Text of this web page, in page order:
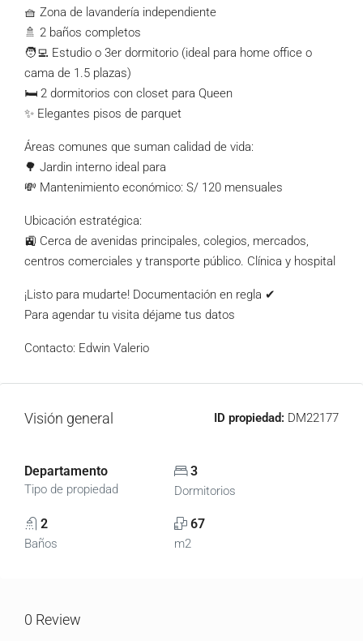
🧺 Zona de lavandería independiente
🚿 2 baños completos
🧑‍💻 Estudio o 3er dormitorio (ideal para home office o
cama de 1.5 plazas)
🛏 2 dormitorios con closet para Queen
✨ Elegantes pisos de parquet
Áreas comunes que suman calidad de vida:
🌳 Jardin interno ideal para
💸 Mantenimiento económico: S/ 120 mensuales
Ubicación estratégica:
🚉 Cerca de avenidas principales, colegios, mercados,
centros comerciales y transporte público. Clínica y hospital
¡Listo para mudarte! Documentación en regla ✔
Para agendar tu visita déjame tus datos
Contacto: Edwin Valerio
Visión general ID propiedad: DM22177
Departamento
Tipo de propiedad
3
Dormitorios
2
Baños
67
m2
0 Review